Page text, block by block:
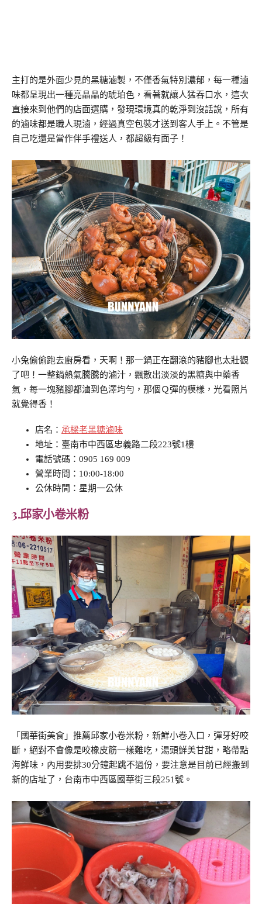
主打的是外面少見的黑糖滷製，不僅香氣特別濃郁，每一種滷
味都呈現出一種亮晶晶的琥珀色，看著就讓人猛吞口水，這次
直接來到他們的店面選購，發現環境真的乾淨到沒話說，所有
的滷味都是職人現滷，經過真空包裝才送到客人手上。不管是
自己吃還是當作伴手禮送人，都超級有面子！
小兔偷偷跑去廚房看，天啊！那一鍋正在翻滾的豬腳也太壯觀
了吧！一整鍋熱氣騰騰的滷汁，飄散出淡淡的黑糖與中藥香
氣，每一塊豬腳都滷到色澤均勻，那個Ｑ彈的模樣，光看照片
就覺得香！
店名： 承樑老黑糖滷味
地址：臺南市中西區忠義路二段223號1樓
電話號碼：0905 169 009
營業時間：10:00-18:00
公休時間：星期一公休
3.邱家小卷米粉
「國華街美食」推薦邱家小卷米粉，新鮮小卷入口，彈牙好咬
斷，絕對不會像是咬橡皮筋一樣難吃，湯頭鮮美甘甜，略帶點
海鮮味，內用要排30分鐘起跳不過份，要注意是目前已經搬到
新的店址了，台南市中西區國華街三段251號。